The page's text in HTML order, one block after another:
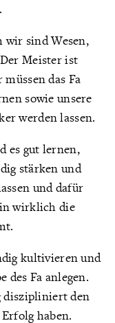
sind Wesen,
Meister ist
das Fa
sowie unsere
werden lassen.
es gut lernen,
stärken und
und dafür
wirklich die
kultivieren und
des Fa anlegen.
diszipliniert den
haben.